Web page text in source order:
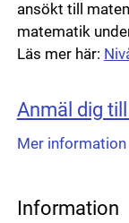
ansökt till
matematik
Läs mer här:
Anmäl dig
Mer information
Information